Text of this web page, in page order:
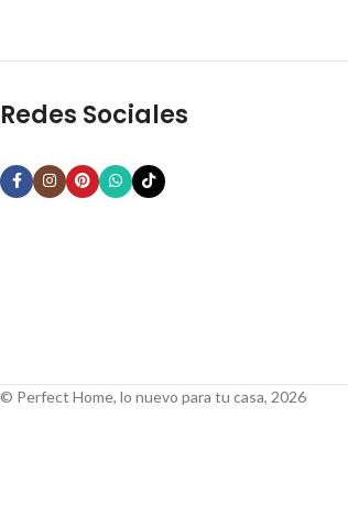
Redes Sociales
© Perfect Home, lo nuevo para tu casa, 2026